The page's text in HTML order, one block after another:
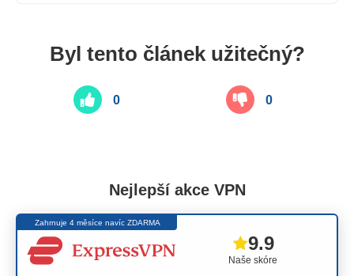
Byl tento článek užitečný?
0 0
Nejlepší akce VPN
Zahrnuje 4 měsíce navíc ZDARMA
Naše skóre
9.9